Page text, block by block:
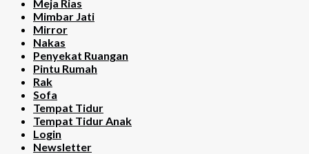
Meja Rias
Mimbar Jati
Mirror
Nakas
Penyekat Ruangan
Pintu Rumah
Rak
Sofa
Tempat Tidur
Tempat Tidur Anak
Login
Newsletter